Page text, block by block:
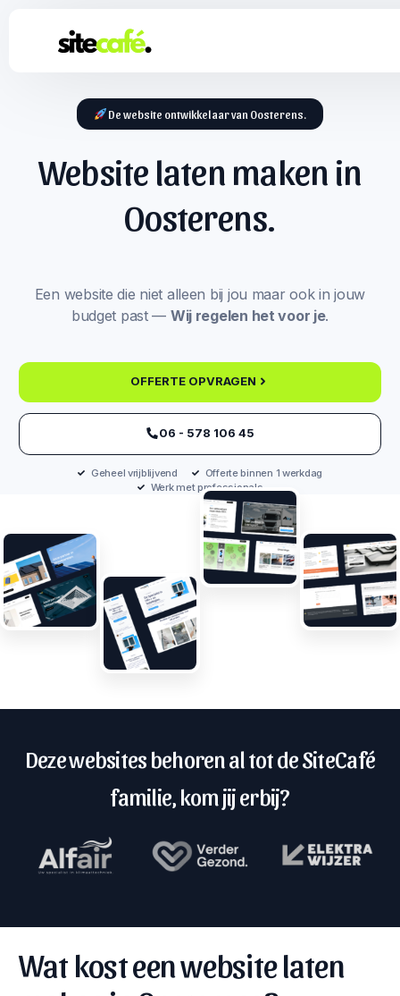
De website ontwikkelaar van Oosterens.
Website laten maken in
Oosterens.
Een website die niet alleen bij jou maar ook in jouw
budget past — Wij regelen het voor je.
OFFERTE OPVRAGEN
‪06 - 578 106 45‬
Geheel vrijblijvend
Offerte binnen 1 werkdag
Werk met professionals
Deze websites behoren al tot de SiteCafé
familie, kom jij erbij?
Wat kost een website laten